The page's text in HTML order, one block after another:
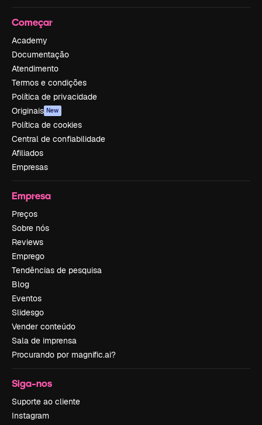
Começar
Academy
Documentação
Atendimento
Termos e condições
Política de privacidade
Originais New
Política de cookies
Central de confiabilidade
Afiliados
Empresas
Empresa
Preços
Sobre nós
Reviews
Emprego
Tendências de pesquisa
Blog
Eventos
Slidesgo
Vender conteúdo
Sala de imprensa
Procurando por magnific.ai?
Siga-nos
Suporte ao cliente
Instagram